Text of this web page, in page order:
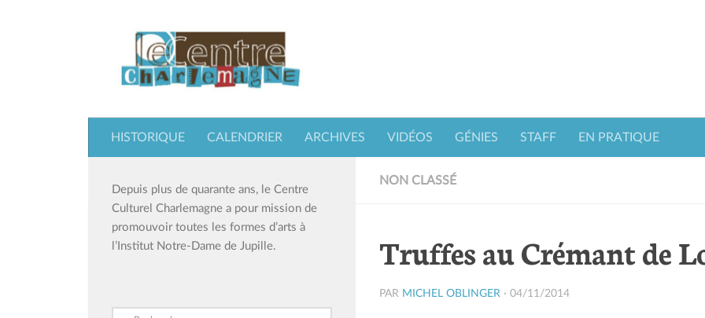
HISTORIQUE CALENDRIER ARCHIVES VIDÉOS GÉNIES STAFF EN PRATIQUE
NON CLASSÉ
Truffes au Crémant de
PAR MICHEL OBLINGER · 04/11/2014
Depuis plus de quarante ans, le Centre
Culturel Charlemagne a pour mission de
promouvoir toutes les formes d’arts à
l’Institut Notre-Dame de Jupille.